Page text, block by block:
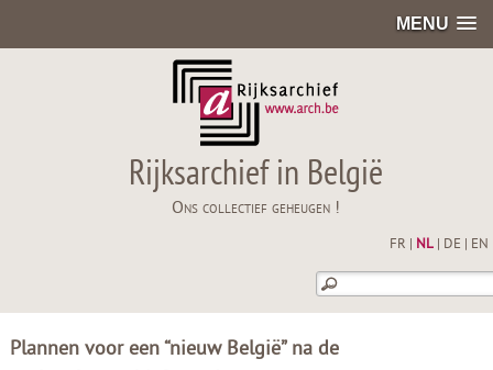
MENU
Rijksarchief in België
Ons collectief geheugen !
FR NL| DE EN
Plannen voor een “nieuw België” na de